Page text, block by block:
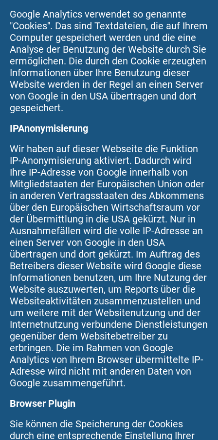
Google Analytics verwendet so genannte
"Cookies". Das sind Textdateien, die auf Ihrem
Computer gespeichert werden und die eine
Analyse der Benutzung der Website durch Sie
ermöglichen. Die durch den Cookie erzeugten
Informationen über Ihre Benutzung dieser
Website werden in der Regel an einen Server
von Google in den USA übertragen und dort
gespeichert.
IPAnonymisierung
Wir haben auf dieser Webseite die Funktion
IP-Anonymisierung aktiviert. Dadurch wird
Ihre IP-Adresse von Google innerhalb von
Mitgliedstaaten der Europäischen Union oder
in anderen Vertragsstaaten des Abkommens
über den Europäischen Wirtschaftsraum vor
der Übermittlung in die USA gekürzt. Nur in
Ausnahmefällen wird die volle IP-Adresse an
einen Server von Google in den USA
übertragen und dort gekürzt. Im Auftrag des
Betreibers dieser Website wird Google diese
Informationen benutzen, um Ihre Nutzung der
Website auszuwerten, um Reports über die
Websiteaktivitäten zusammenzustellen und
um weitere mit der Websitenutzung und der
Internetnutzung verbundene Dienstleistungen
gegenüber dem Websitebetreiber zu
erbringen. Die im Rahmen von Google
Analytics von Ihrem Browser übermittelte IP-
Adresse wird nicht mit anderen Daten von
Google zusammengeführt.
Browser Plugin
Sie können die Speicherung der Cookies
durch eine entsprechende Einstellung Ihrer